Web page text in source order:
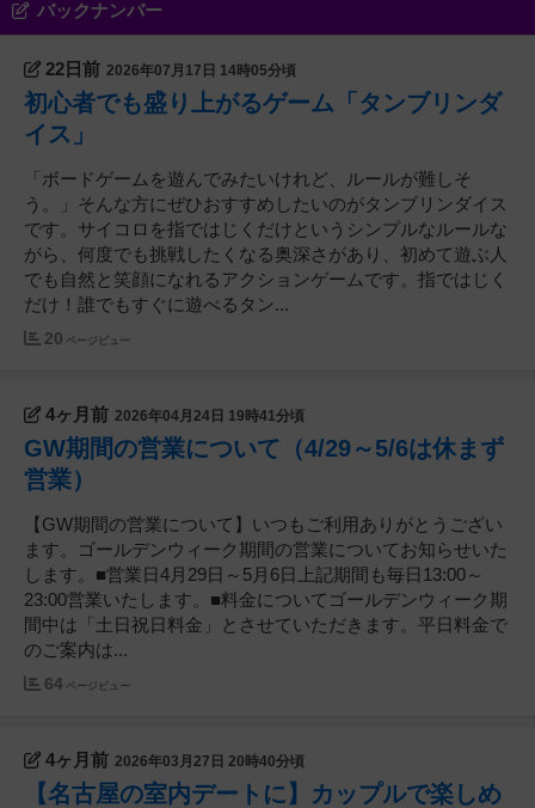
バックナンバー
22日前 2026年07月17日 14時05分頃
初心者でも盛り上がるゲーム「タンブリンダ
イス」
「ボードゲームを遊んでみたいけれど、ルールが難しそ
う。」そんな方にぜひおすすめしたいのがタンブリンダイス
です。サイコロを指ではじくだけというシンプルなルールな
がら、何度でも挑戦したくなる奥深さがあり、初めて遊ぶ人
でも自然と笑顔になれるアクションゲームです。指ではじく
だけ！誰でもすぐに遊べるタン...
20 ページビュー
4ヶ月前 2026年04月24日 19時41分頃
GW期間の営業について（4/29～5/6は休まず
営業）
【GW期間の営業について】いつもご利用ありがとうござい
ます。ゴールデンウィーク期間の営業についてお知らせいた
します。■営業日4月29日～5月6日上記期間も毎日13:00～
23:00営業いたします。■料金についてゴールデンウィーク期
間中は「土日祝日料金」とさせていただきます。平日料金で
のご案内は...
64 ページビュー
4ヶ月前 2026年03月27日 20時40分頃
【名古屋の室内デートに】カップルで楽しめ